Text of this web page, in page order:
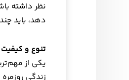
نظر داشته
دهد، باید
تنوع و
یکی از
زندگی